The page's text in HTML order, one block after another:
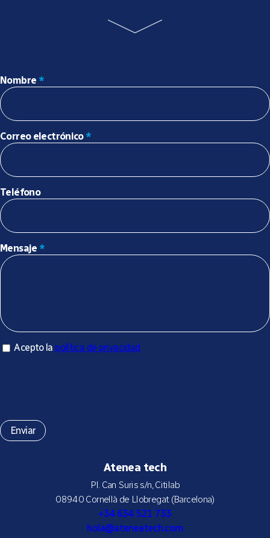
Atenea tech
Pl. Can Suris s/n, Citilab
08940 Cornellà de Llobregat (Barcelona)
+34 634 521 733
hola@ateneatech.com
Nombre *
Correo electrónico *
Teléfono
Mensaje *
Acepto la política de privacidad
Acepto la política de privacidad